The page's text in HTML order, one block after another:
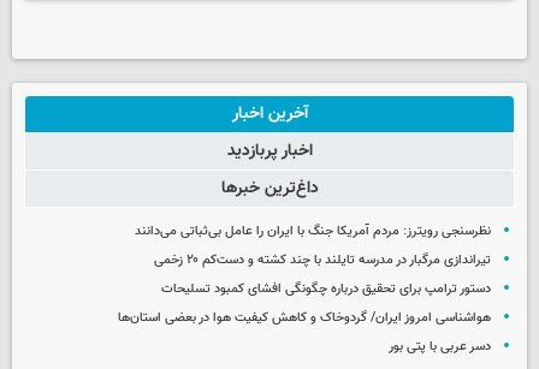
آخرین اخبار
اخبار پربازدید
داغ‌ترین خبرها
نظرسنجی رویترز: مردم آمریکا جنگ با ایران را عامل بی‌ثباتی می‌دانند
تیراندازی مرگبار در مدرسه‌ تایلند با چند کشته و دست‌کم ۲۰ زخمی
دستور ترامپ برای تحقیق درباره چگونگی افشای کمبود تسلیحات
هواشناسی امروز ایران/ گردوخاک و کاهش کیفیت هوا در بعضی استان‌ها
دسر عربی با پتی بور